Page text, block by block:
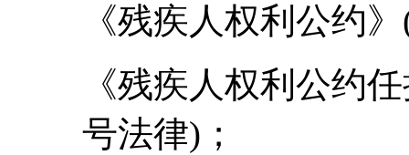
《残疾人权利公约
《残疾人权利公约
号法律)；